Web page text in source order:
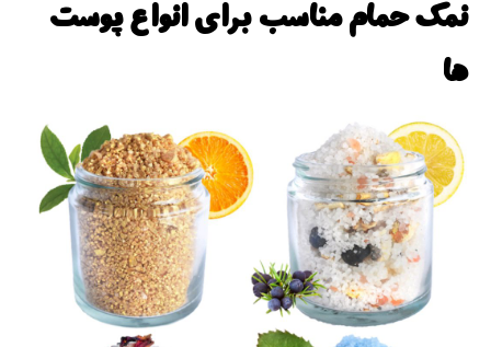
نمک حمام مناسب برای انواع پوست
ها